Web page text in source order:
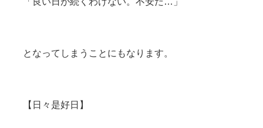
となってしまうことにもなります。
【日々是好日】